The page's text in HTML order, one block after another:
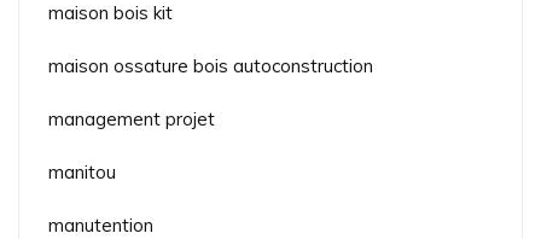
maison bois kit
maison ossature bois autoconstruction
management projet
manitou
manutention